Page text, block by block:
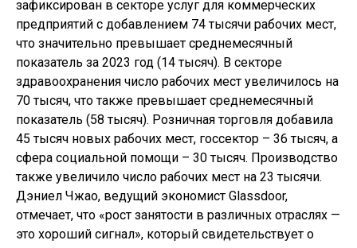
зафиксирован в секторе услуг для коммерческих
предприятий с добавлением 74 тысячи рабочих мест,
что значительно превышает среднемесячный
показатель за 2023 год (14 тысяч). В секторе
здравоохранения число рабочих мест увеличилось на
70 тысяч, что также превышает среднемесячный
показатель (58 тысяч). Розничная торговля добавила
45 тысяч новых рабочих мест, госсектор – 36 тысяч, а
сфера социальной помощи – 30 тысяч. Производство
также увеличило число рабочих мест на 23 тысячи.
Дэниел Чжао, ведущий экономист Glassdoor,
отмечает, что «рост занятости в различных отраслях —
это хороший сигнал», который свидетельствует о